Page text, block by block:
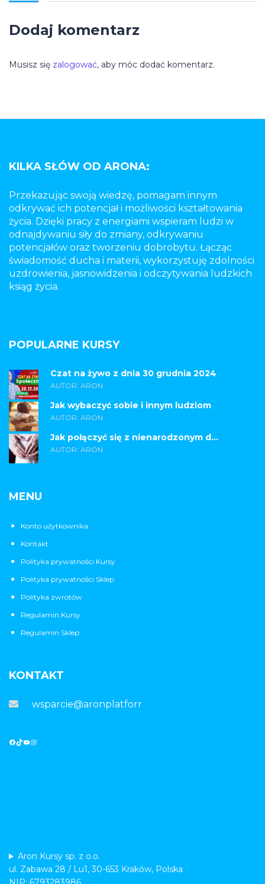
Dodaj komentarz
Musisz się zalogować, aby móc dodać komentarz.
KILKA SŁÓW OD ARONA:
Przekazując swoją wiedzę, pomagam innym
odkrywać ich potencjał i możliwości kształtowania
życia. Dzięki pracy z energiami wspieram ludzi w
odnajdywaniu siły do zmiany, odkrywaniu
potencjałów oraz tworzeniu dobrobytu. Łącząc
świadomość ducha i materii, wykorzystuję zdolności
uzdrowienia, jasnowidzenia i odczytywania ludzkich
ksiąg życia.
POPULARNE KURSY
Czat na żywo z dnia 30 grudnia 2024
AUTOR: ARON
Jak wybaczyć sobie i innym ludziom
AUTOR: ARON
Jak połączyć się z nienarodzonym d...
AUTOR: ARON
MENU
Konto użytkownika
Kontakt
Polityka prywatności Kursy
Polityka prywatności Sklep
Polityka zwrotów
Regulamin Kursy
Regulamin Sklep
KONTAKT
wsparcie@aronplatforma.pl
Aron Kursy sp. z o.o.
ul. Zabawa 28 / Lu1, 30-653 Kraków, Polska